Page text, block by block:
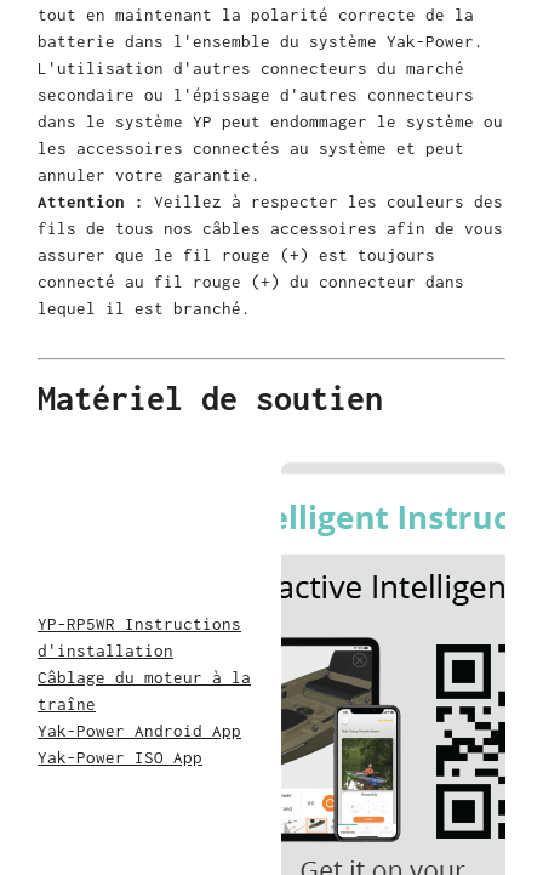
tout en maintenant la polarité correcte de la
batterie dans l'ensemble du système Yak-Power.
L'utilisation d'autres connecteurs du marché
secondaire ou l'épissage d'autres connecteurs
dans le système YP peut endommager le système ou
les accessoires connectés au système et peut
annuler votre garantie.
Attention :
Veillez à respecter les couleurs des
fils de tous nos câbles accessoires afin de vous
assurer que le fil rouge (+) est toujours
connecté au fil rouge (+) du connecteur dans
lequel il est branché.
Matériel de soutien
YP-RP5WR Instructions
d'installation
Câblage du moteur à la
traîne
Yak-Power Android App
Yak-Power ISO App